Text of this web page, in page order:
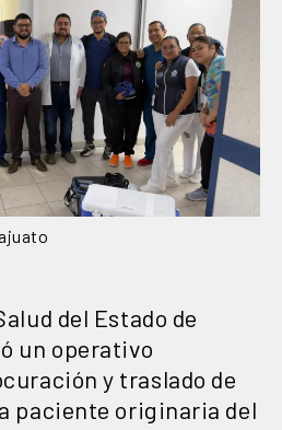
del Estado de
un operativo
y traslado de
paciente originaria del